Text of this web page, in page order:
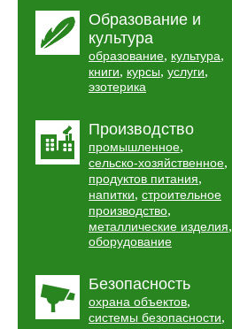
Образование и
культура
образование, культура,
книги, курсы, услуги,
эзотерика
Производство
промышленное,
сельско-хозяйственное,
продуктов питания,
напитки, строительное
производство,
металлические изделия,
оборудование
Безопасность
охрана объектов,
системы безопасности,